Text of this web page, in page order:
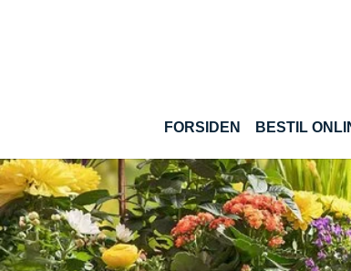
FORSIDEN BESTIL